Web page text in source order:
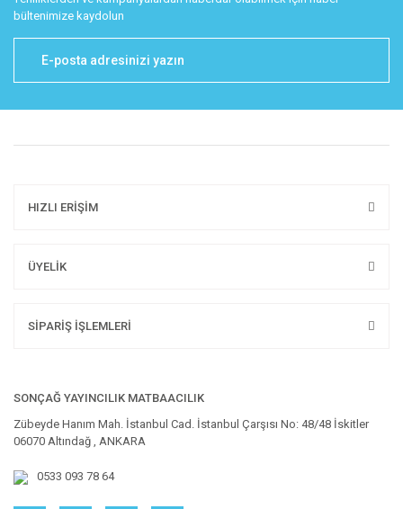
bültenimize kaydolun
HIZLI ERİŞİM
ÜYELİK
SİPARİŞ İŞLEMLERİ
SONÇAĞ YAYINCILIK MATBAACILIK
Zübeyde Hanım Mah. İstanbul Cad. İstanbul Çarşısı No: 48/48 İskitler
06070 Altındağ , ANKARA
0533 093 78 64